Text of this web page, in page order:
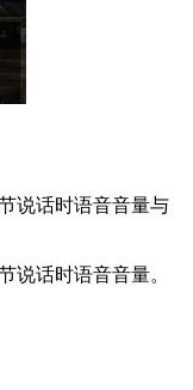
说话时语音音量与
说话时语音音量。